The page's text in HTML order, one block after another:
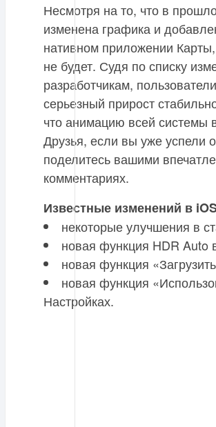
Несмотря на то, что в
изменена графика и
нативном приложении
не будет. Судя по списку
разработчикам,
серьезный прирост
что анимацию всей
Друзья, если вы уже успели
поделитесь вашими
комментариях.
Известные изменений в
некоторые улучшения в
новая функция HDR Auto
новая функция
новая функция
Настройках.